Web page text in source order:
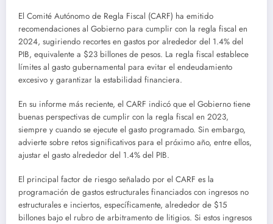
El Comité Autónomo de Regla Fiscal (CARF) ha emitido
recomendaciones al Gobierno para cumplir con la regla fiscal en
2024, sugiriendo recortes en gastos por alrededor del 1.4% del
PIB, equivalente a $23 billones de pesos. La regla fiscal establece
límites al gasto gubernamental para evitar el endeudamiento
excesivo y garantizar la estabilidad financiera.
En su informe más reciente, el CARF indicó que el Gobierno tiene
buenas perspectivas de cumplir con la regla fiscal en 2023,
siempre y cuando se ejecute el gasto programado. Sin embargo,
advierte sobre retos significativos para el próximo año, entre ellos,
ajustar el gasto alrededor del 1.4% del PIB.
El principal factor de riesgo señalado por el CARF es la
programación de gastos estructurales financiados con ingresos no
estructurales e inciertos, específicamente, alrededor de $15
billones bajo el rubro de arbitramento de litigios. Si estos ingresos